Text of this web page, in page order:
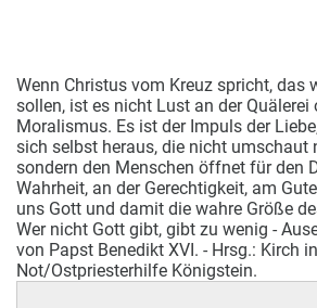
Wenn Christus vom Kreuz spricht, das
sollen, ist es nicht Lust an der Quälerei
Moralismus. Es ist der Impuls der
sich selbst heraus, die nicht umschaut
sondern den Menschen öffnet für den
Wahrheit, an der Gerechtigkeit, am
uns Gott und damit die wahre Größe
Wer nicht Gott gibt, gibt zu wenig -
von Papst Benedikt XVI. - Hrsg.: Kirch in
Not/Ostpriesterhilfe Königstein.